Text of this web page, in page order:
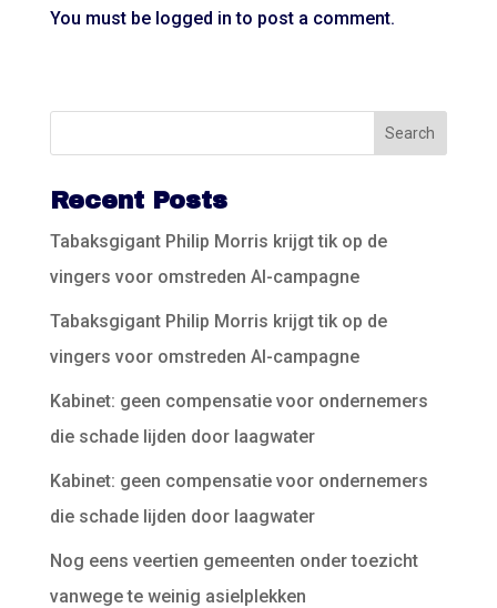
You must be logged in to post a comment.
Recent Posts
Tabaksgigant Philip Morris krijgt tik op de
vingers voor omstreden AI-campagne
Tabaksgigant Philip Morris krijgt tik op de
vingers voor omstreden AI-campagne
Kabinet: geen compensatie voor ondernemers
die schade lijden door laagwater
Kabinet: geen compensatie voor ondernemers
die schade lijden door laagwater
Nog eens veertien gemeenten onder toezicht
vanwege te weinig asielplekken